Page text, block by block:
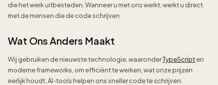
die het werk uitbesteden. Wanneer u met ons werkt, werkt u direct
met de mensen die de code schrijven.
Wat Ons Anders Maakt
Wij gebruiken de nieuwste technologie, waaronderTypeScripten
moderne frameworks, om efficiënt te werken, wat onze prijzen
eerlijk houdt. AI-tools helpen ons sneller code te schrijven.